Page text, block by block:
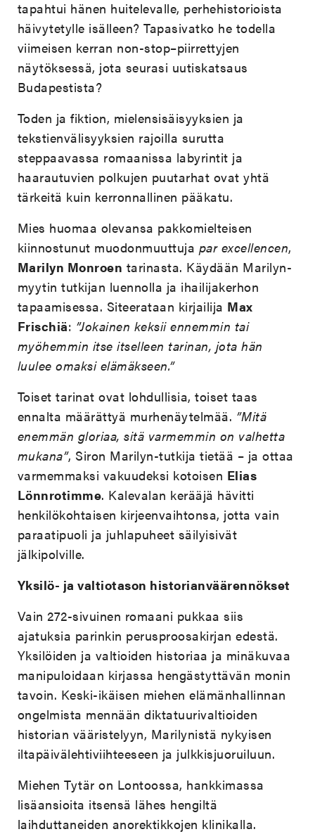
tapahtui hänen huitelevalle, perhehistorioista
häivytetylle isälleen? Tapasivatko he todella
viimeisen kerran non-stop–piirrettyjen
näytöksessä, jota seurasi uutiskatsaus
Budapestista?
Toden ja fiktion, mielensisäisyyksien ja
tekstienvälisyyksien rajoilla surutta
steppaavassa romaanissa labyrintit ja
haarautuvien polkujen puutarhat ovat yhtä
tärkeitä kuin kerronnallinen pääkatu.
Mies huomaa olevansa pakkomielteisen
kiinnostunut muodonmuuttuja par excellencen,
Marilyn Monroen tarinasta. Käydään Marilyn-
myytin tutkijan luennolla ja ihailijakerhon
tapaamisessa. Siteerataan kirjailija Max
Frischiä: ”Jokainen keksii ennemmin tai
myöhemmin itse itselleen tarinan, jota hän
luulee omaksi elämäkseen.”
Toiset tarinat ovat lohdullisia, toiset taas
ennalta määrättyä murhenäytelmää. ”Mitä
enemmän gloriaa, sitä varmemmin on valhetta
mukana”, Siron Marilyn-tutkija tietää – ja ottaa
varmemmaksi vakuudeksi kotoisen Elias
Lönnrotimme. Kalevalan kerääjä hävitti
henkilökohtaisen kirjeenvaihtonsa, jotta vain
paraatipuoli ja juhlapuheet säilyisivät
jälkipolville.
Yksilö- ja valtiotason historianväärennökset
Vain 272-sivuinen romaani pukkaa siis
ajatuksia parinkin perusproosakirjan edestä.
Yksilöiden ja valtioiden historiaa ja minäkuvaa
manipuloidaan kirjassa hengästyttävän monin
tavoin. Keski-ikäisen miehen elämänhallinnan
ongelmista mennään diktatuurivaltioiden
historian vääristelyyn, Marilynistä nykyisen
iltapäivälehtiviihteeseen ja julkkisjuoruiluun.
Miehen Tytär on Lontoossa, hankkimassa
lisäansioita itsensä lähes hengiltä
laihduttaneiden anorektikkojen klinikalla.